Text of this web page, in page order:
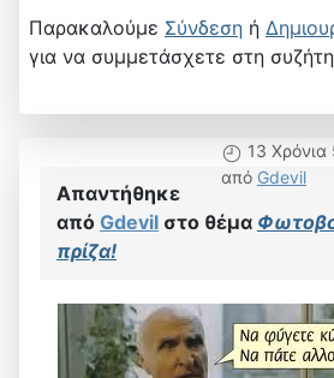
Παρακαλούμε Σύνδεση ή
για να συμμετάσχετε στη
13
από Gdevil
Απαντήθηκε
από Gdevil στο θέμα
πρίζα!